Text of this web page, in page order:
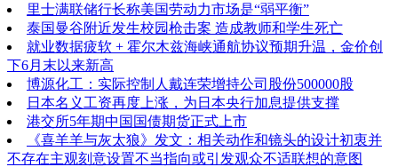
里士满联储行长称美国劳动力市场是“弱平衡”
泰国曼谷附近发生校园枪击案 造成教师和学生死亡
就业数据疲软 + 霍尔木兹海峡通航协议预期升温，金价创
下6月末以来新高
博源化工：实际控制人戴连荣增持公司股份500000股
日本名义工资再度上涨，为日本央行加息提供支撑
港交所5年期中国国债期货正式上市
《喜羊羊与灰太狼》发文：相关动作和镜头的设计初衷并
不存在主观刻意设置不当指向或引发观众不适联想的意图